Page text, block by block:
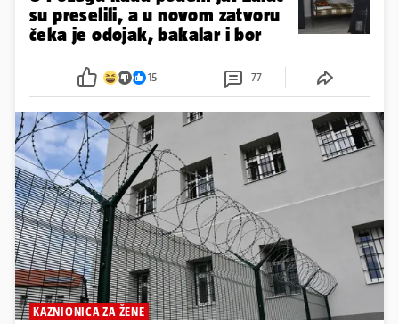
su preselili, a u novom zatvoru
čeka je odojak, bakalar i bor
15 77
KAZNIONICA ZA ŽENE